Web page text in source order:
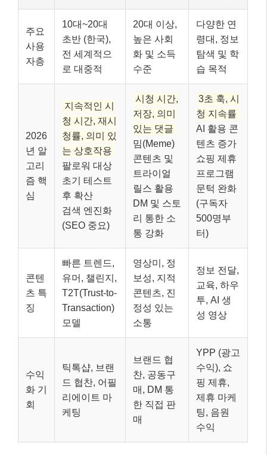
주요
사용
자층
10대~20대
초반 (한국),
전 세계적으
로 대중적
20대 이상,
높은 사회
화 및 소득
수준
다양한 연
령대, 정보
탐색 및 학
습 목적
2026
년 알
고리
즘 핵
심
지속적인 시
청 시간, 재시
청률, 의미 있
는 상호작용
팔로워 대상
초기 테스트
후 확산
검색 엔진화
(SEO 중요)
시청 시간,
저장, 의미
있는 댓글
밈(Meme)
콘텐츠 및
트라이얼
릴스 활용
DM 및 스토
리 통한 소
통 강화
3초 훅, 시
청 지속률
AI 활용 콘
텐츠 증가
쇼핑 제휴
프로그램
문턱 완화
(구독자
500명부
터)
콘텐
츠 특
징
빠른 트렌드,
유머, 챌린지,
T2T(Trust-to-
Transaction)
모델
영상미, 정
보성, 지적
콘텐츠, 진
정성 있는
소통
정보 전달,
교육, 하우
투, AI 생
성 영상
수익
화 기
회
틱톡샵, 브랜
드 협찬, 어필
리에이트 마
케팅
브랜드 협
찬, 공동구
매, DM 통
한 직접 판
매
YPP (광고
수익), 쇼
핑 제휴,
제휴 마케
팅, 음원
수익